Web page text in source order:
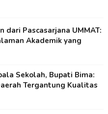
dari Pascasarjana UMMAT:
Akademik yang
Sekolah, Bupati Bima:
Tergantung Kualitas